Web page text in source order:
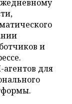
и
для